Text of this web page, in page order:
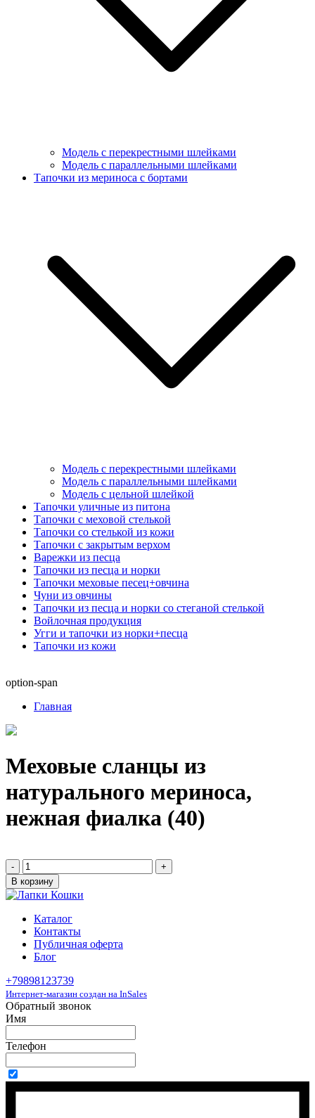
Модель с перекрестными шлейками
Модель с параллельными шлейками
Тапочки из мериноса с бортами
Модель с перекрестными шлейками
Модель с параллельными шлейками
Модель с цельной шлейкой
Тапочки уличные из питона
Тапочки с меховой стелькой
Тапочки со стелькой из кожи
Тапочки с закрытым верхом
Варежки из песца
Тапочки из песца и норки
Тапочки меховые песец+овчина
Чуни из овчины
Тапочки из песца и норки со стеганой стелькой
Войлочная продукция
Угги и тапочки из норки+песца
Тапочки из кожи
option-span
Главная
Меховые сланцы из
натурального мериноса,
нежная фиалка (40)
-
+
В корзину
Каталог
Контакты
Публичная оферта
Блог
+79898123739
Интернет-магазин создан на InSales
Обратный звонок
Имя
Телефон